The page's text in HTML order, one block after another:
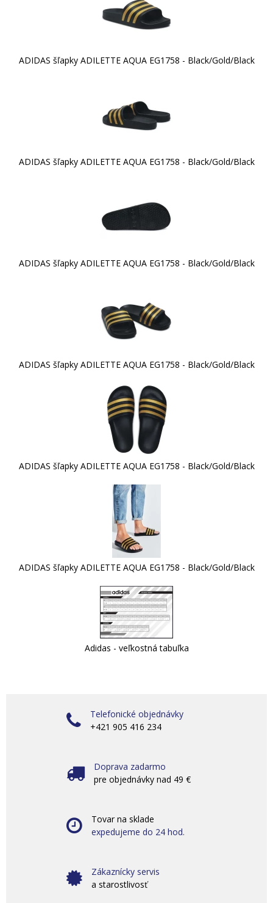
ADIDAS šľapky ADILETTE AQUA EG1758 - Black/Gold/Black
ADIDAS šľapky ADILETTE AQUA EG1758 - Black/Gold/Black
ADIDAS šľapky ADILETTE AQUA EG1758 - Black/Gold/Black
ADIDAS šľapky ADILETTE AQUA EG1758 - Black/Gold/Black
ADIDAS šľapky ADILETTE AQUA EG1758 - Black/Gold/Black
ADIDAS šľapky ADILETTE AQUA EG1758 - Black/Gold/Black
Adidas - veľkostná tabuľka
Telefonické objednávky
+421 905 416 234
Doprava zadarmo
pre objednávky nad 49 €
Tovar na sklade
expedujeme do 24 hod.
Zákaznícky servis
a starostlivosť